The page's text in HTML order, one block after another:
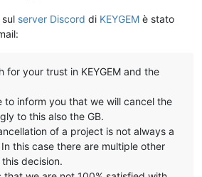
server Discord di KEYGEM è stato
for your trust in KEYGEM and the
to inform you that we will cancel the
to this also the GB.
of a project is not always a
this case there are multiple other
decision.